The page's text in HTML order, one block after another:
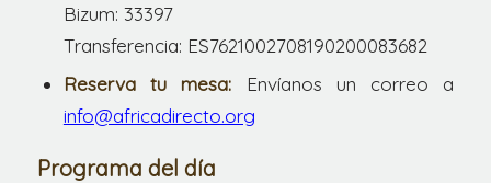
Bizum: 33397
Transferencia: ES7621002708190200083682
Reserva tu mesa: Envíanos un correo a
info@africadirecto.org
Programa del día